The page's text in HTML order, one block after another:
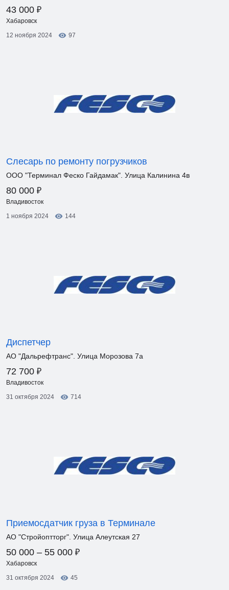
43 000 ₽
Хабаровск
12 ноября 2024
97
Слесарь по ремонту погрузчиков
ООО "Терминал Феско Гайдамак". Улица Калинина 4в
80 000 ₽
Владивосток
1 ноября 2024
144
Диспетчер
АО "Дальрефтранс". Улица Морозова 7а
72 700 ₽
Владивосток
31 октября 2024
714
Приемосдатчик груза в Терминале
АО "Стройоптторг". Улица Алеутская 27
50 000 – 55 000 ₽
Хабаровск
31 октября 2024
45